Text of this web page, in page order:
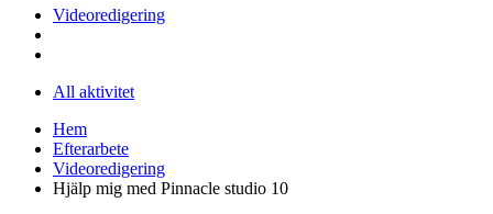
Videoredigering
All aktivitet
Hem
Efterarbete
Videoredigering
Hjälp mig med Pinnacle studio 10